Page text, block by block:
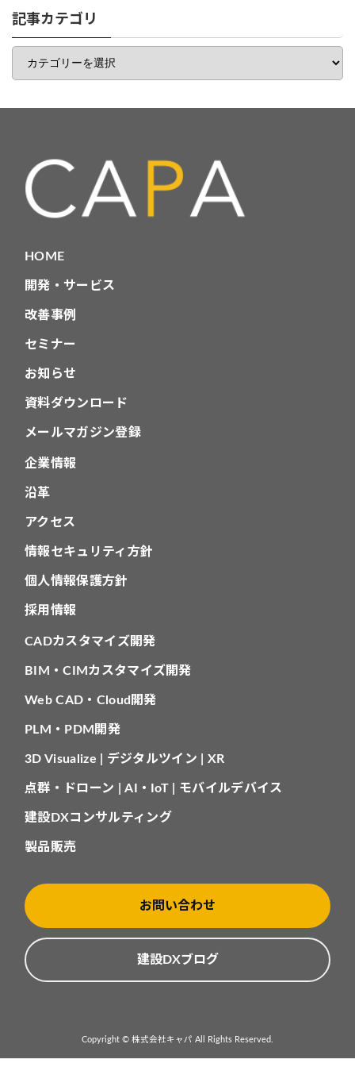
一
記事カテゴリ
記
カ
HOME
開発・サービス
改善事例
セミナー
お知らせ
資料ダウンロード
メールマガジン登録
企業情報
沿革
アクセス
情報セキュリティ方針
個人情報保護方針
採用情報
CADカスタマイズ開発
BIM・CIMカスタマイズ開発
Web CAD・Cloud開発
PLM・PDM開発
3D Visualize | デジタルツイン | XR
点群・ドローン | AI・IoT | モバイルデバイス
建設DXコンサルティング
製品販売
お問い合わせ
建設DXブログ
Copyright © 株式会社キャパ All Rights Reserved.